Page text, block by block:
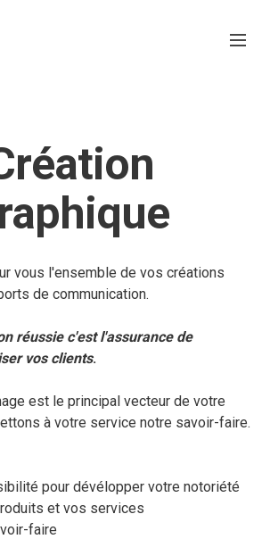
vous l'ensemble de vos créations
de communication.
réussie c'est l'assurance de
vos clients.
est le principal vecteur de votre
à votre service notre savoir-faire.
pour dévélopper votre notoriété
et vos services
faire